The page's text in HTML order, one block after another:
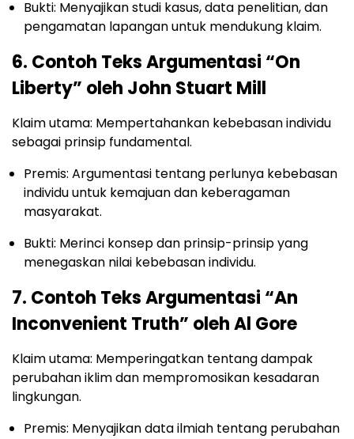
Bukti: Menyajikan studi kasus, data penelitian, dan
pengamatan lapangan untuk mendukung klaim.
6. Contoh Teks Argumentasi “On
Liberty” oleh John Stuart Mill
Klaim utama: Mempertahankan kebebasan individu
sebagai prinsip fundamental.
Premis: Argumentasi tentang perlunya kebebasan
individu untuk kemajuan dan keberagaman
masyarakat.
Bukti: Merinci konsep dan prinsip-prinsip yang
menegaskan nilai kebebasan individu.
7. Contoh Teks Argumentasi “An
Inconvenient Truth” oleh Al Gore
Klaim utama: Memperingatkan tentang dampak
perubahan iklim dan mempromosikan kesadaran
lingkungan.
Premis: Menyajikan data ilmiah tentang perubahan